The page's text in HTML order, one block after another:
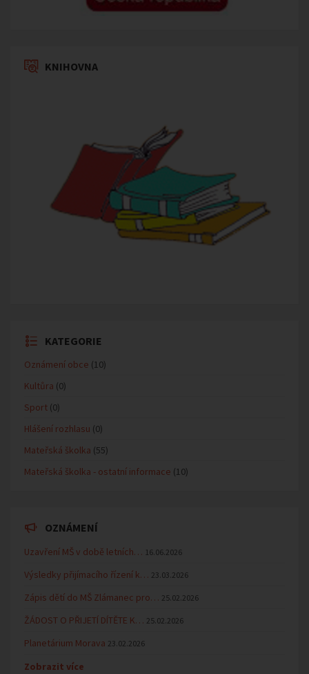
KNIHOVNA
KATEGORIE
Oznámení obce (10)
Kultůra (0)
Sport (0)
Hlášení rozhlasu (0)
Mateřská školka (55)
Mateřská školka - ostatní informace (10)
OZNÁMENÍ
Uzavření MŠ v době letních… 16.06.2026
Výsledky přijímacího řízení k… 23.03.2026
Zápis dětí do MŠ Zlámanec pro… 25.02.2026
ŽÁDOST O PŘIJETÍ DÍTĚTE K… 25.02.2026
Planetárium Morava 23.02.2026
Zobrazit více